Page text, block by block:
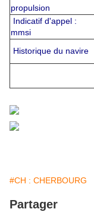
propulsion
Indicatif d'appel :
mmsi
Historique du navire
#CH : CHERBOURG
Partager